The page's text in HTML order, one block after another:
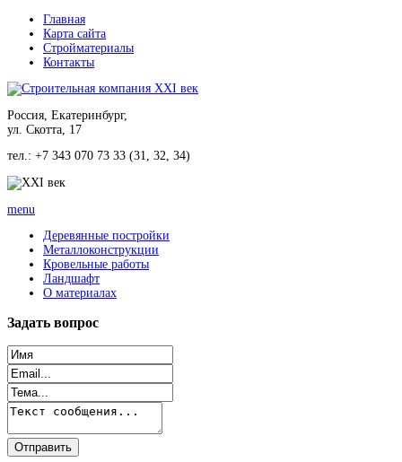
Главная
Карта сайта
Стройматериалы
Контакты
Россия, Екатеринбург,
ул. Скотта, 17
тел.: +7 343 070 73 33 (31, 32, 34)
menu
Деревянные постройки
Металлоконструкции
Кровельные работы
Ландшафт
О материалах
Задать вопрос